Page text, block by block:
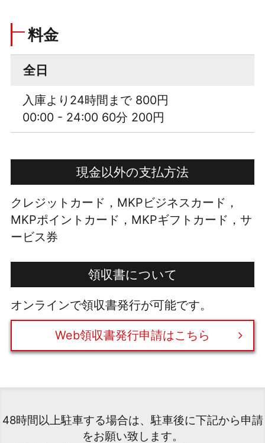
料金
全日
入庫より24時間まで 800円
00:00 - 24:00 60分 200円
現金以外の支払方法
クレジットカード，MKPビジネスカード，
MKPポイントカード，MKPギフトカード，サ
ービス券
領収書について
オンラインで領収書発行が可能です。
Web領収書発行申請はこちら
48時間以上駐車する場合は、駐車後に下記から申請
をお願い致します。